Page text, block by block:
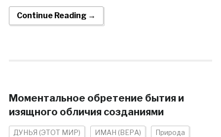
Continue Reading →
Моментальное обретение бытия и
изящного обличия созданиями
ДУНЬЯ (ЭТОТ МИР) ИМАН (ВЕРА) Природа